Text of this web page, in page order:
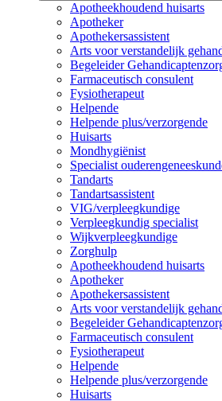
Apotheekhoudend huisarts
Apotheker
Apothekersassistent
Arts voor verstandelijk
Begeleider
Farmaceutisch consulent
Fysiotherapeut
Helpende
Helpende plus/verzorgende
Huisarts
Mondhygiënist
Specialist
Tandarts
Tandartsassistent
VIG/verpleegkundige
Verpleegkundig specialist
Wijkverpleegkundige
Zorghulp
Apotheekhoudend huisarts
Apotheker
Apothekersassistent
Arts voor verstandelijk
Begeleider
Farmaceutisch consulent
Fysiotherapeut
Helpende
Helpende plus/verzorgende
Huisarts